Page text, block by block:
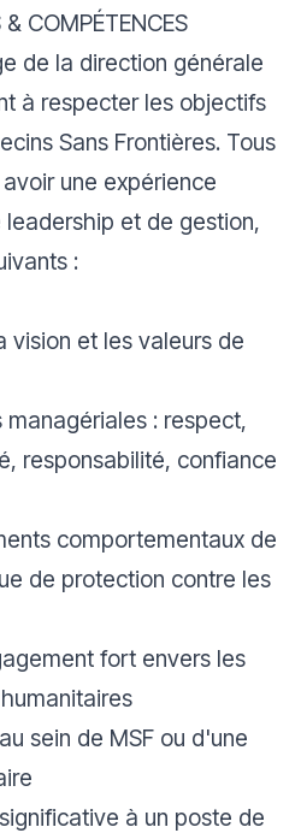
COMPÉTENCES
de la direction générale
à respecter les objectifs
Sans Frontières. Tous
une expérience
et de gestion,
:
vision et les valeurs de
: respect,
responsabilité, confiance
comportementaux de
de protection contre les
fort envers les
sein de MSF ou d'une
à un poste de